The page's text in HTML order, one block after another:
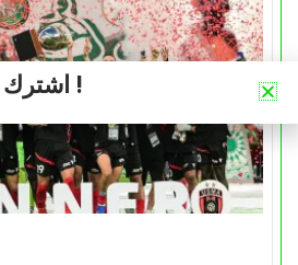
اشترك في نشرتنا الإخبارية !